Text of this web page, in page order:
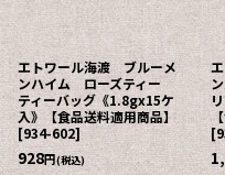
エトワール海渡 ブルーメ
ンハイム ローズティー
ティーバッグ《1.8gx15ケ
入》【食品送料適用商品】
[934-602]
928円(税込)
[